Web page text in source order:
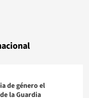
de género el
la Guardia